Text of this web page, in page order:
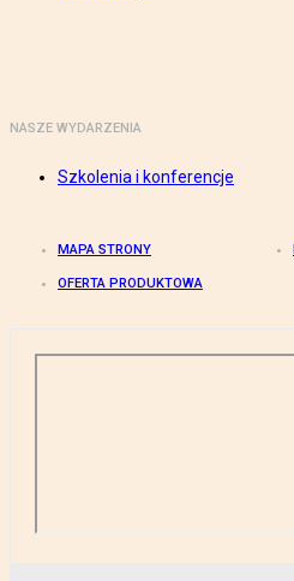
NASZE WYDARZENIA
Szkolenia i konferencje
MAPA STRONY
OFERTA PRODUKTOWA